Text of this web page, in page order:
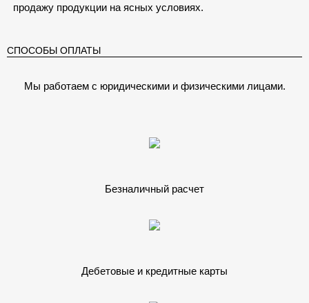
продажу продукции на ясных условиях.
СПОСОБЫ ОПЛАТЫ
Мы работаем с юридическими и физическими лицами.
Безналичный расчет
Дебетовые и кредитные карты